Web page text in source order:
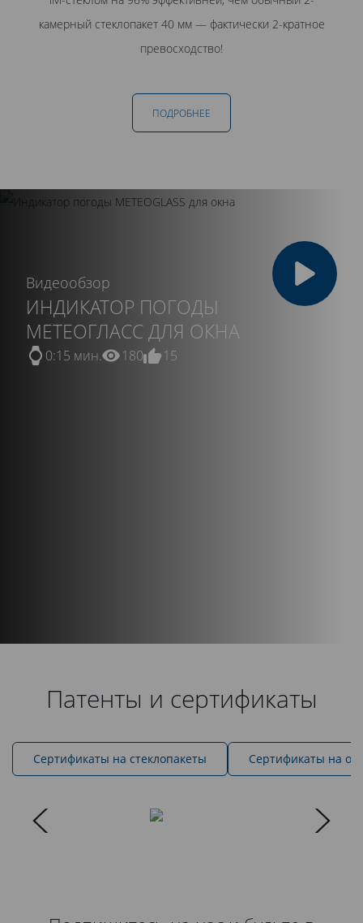
камерный стеклопакет 40 мм — фактически 2-кратное
превосходство!
ПОДРОБНЕЕ
Видеообзор
ИНДИКАТОР ПОГОДЫ
МЕТЕОГЛАСС ДЛЯ ОКНА
0:15 мин. 180 15
Патенты и сертификаты
Cертификаты на стеклопакеты Сертификаты на